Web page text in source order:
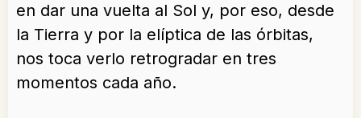
en dar una vuelta al Sol y, por eso, desde
la Tierra y por la elíptica de las órbitas,
nos toca verlo retrogradar en tres
momentos cada año.